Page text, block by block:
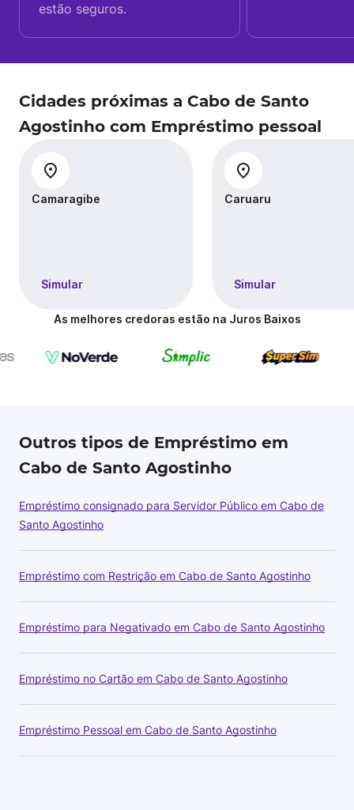
estão seguros.
Cidades próximas a Cabo de Santo
Agostinho com Empréstimo pessoal
Camaragibe
Simular
Caruaru
Simular
As melhores credoras estão na Juros Baixos
Outros tipos de Empréstimo em
Cabo de Santo Agostinho
Empréstimo consignado para Servidor Público em Cabo de
Santo Agostinho
Empréstimo com Restrição em Cabo de Santo Agostinho
Empréstimo para Negativado em Cabo de Santo Agostinho
Empréstimo no Cartão em Cabo de Santo Agostinho
Empréstimo Pessoal em Cabo de Santo Agostinho